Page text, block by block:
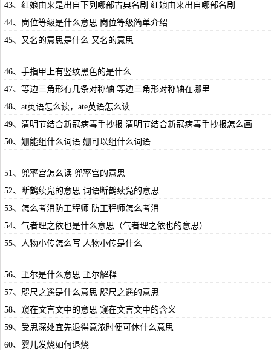
43、红娘由来是出自下列哪部古典名剧 红娘由来出自哪部名剧
44、岗位等级是什么意思 岗位等级简单介绍
45、又名的意思是什么 又名的意思
46、手指甲上有竖纹黑色的是什么
47、等边三角形有几条对称轴 等边三角形对称轴在哪里
48、at英语怎么读，ate英语怎么读
49、清明节结合新冠病毒手抄报 清明节结合新冠病毒手抄报怎么画
50、姗能组什么词语 姗可以组什么词语
51、兜率宫怎么读 兜率宫的意思
52、断鹤续凫的意思 词语断鹤续凫的意思
53、怎么考消防工程师 防工程师怎么考消
54、气者理之依也是什么意思（气者理之依也的意思）
55、人物小传怎么写 人物小传是什么
56、玊尔是什么意思 玊尔解释
57、咫尺之遥是什么意思 咫尺之遥的意思
58、窥在文言文中的意思 窥在文言文中的含义
59、受思深处宜先退得意浓时便可休什么意思
60、婴儿发烧如何退烧